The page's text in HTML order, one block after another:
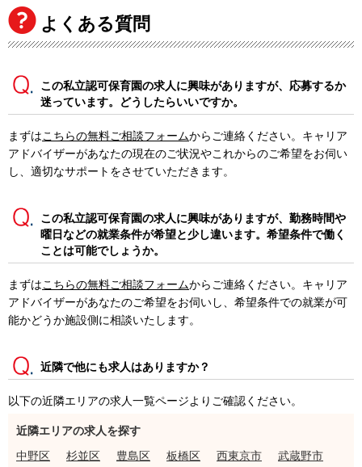
よくある質問
この私立認可保育園の求人に興味がありますが、応募するか
迷っています。どうしたらいいですか。
まずはこちらの無料ご相談フォームからご連絡ください。キャリア
アドバイザーがあなたの現在のご状況やこれからのご希望をお伺い
し、適切なサポートをさせていただきます。
この私立認可保育園の求人に興味がありますが、勤務時間や
曜日などの就業条件が希望と少し違います。希望条件で働く
ことは可能でしょうか。
まずはこちらの無料ご相談フォームからご連絡ください。キャリア
アドバイザーがあなたのご希望をお伺いし、希望条件での就業が可
能かどうか施設側に相談いたします。
近隣で他にも求人はありますか？
以下の近隣エリアの求人一覧ページよりご確認ください。
近隣エリアの求人を探す
中野区
杉並区 豊島区 板橋区 西東京市 武蔵野市